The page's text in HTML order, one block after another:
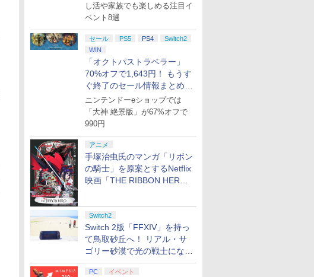
し活や家族でも楽しめる注目イ
ベント8選
セール PS5 PS4
Switch2
WIN
「オクトパストラベラー」
70%オフで1,643円！ もうす
ぐ終了のセール情報まとめ
【8月8日更新】
ニンテンドーeショップでは
「大神 絶景版」が67%オフで
990円
アニメ
手塚治虫氏のマンガ「リボン
の騎士」を原案とするNetflix
映画「THE RIBBON HERO
Switch2
Switch 2版「FFXIV」を持っ
て鳥取砂丘へ！ リアル・サ
ゴリー砂漠で光の戦士になっ
てみた
PC
イベント